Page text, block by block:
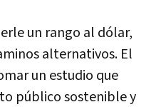
un rango al dólar,
alternativos. El
un estudio que
público sostenible y